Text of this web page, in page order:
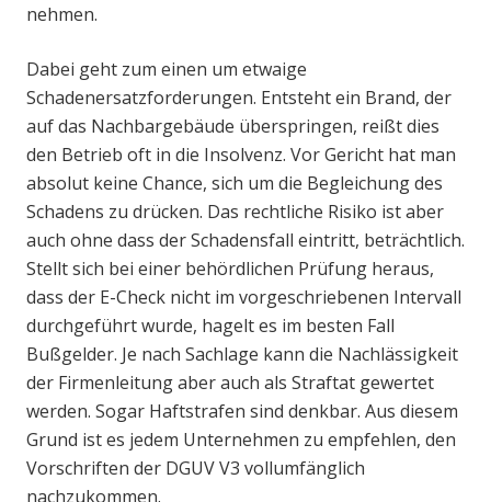
nehmen.
Dabei geht zum einen um etwaige
Schadenersatzforderungen. Entsteht ein Brand, der
auf das Nachbargebäude überspringen, reißt dies
den Betrieb oft in die Insolvenz. Vor Gericht hat man
absolut keine Chance, sich um die Begleichung des
Schadens zu drücken. Das rechtliche Risiko ist aber
auch ohne dass der Schadensfall eintritt, beträchtlich.
Stellt sich bei einer behördlichen Prüfung heraus,
dass der E-Check nicht im vorgeschriebenen Intervall
durchgeführt wurde, hagelt es im besten Fall
Bußgelder. Je nach Sachlage kann die Nachlässigkeit
der Firmenleitung aber auch als Straftat gewertet
werden. Sogar Haftstrafen sind denkbar. Aus diesem
Grund ist es jedem Unternehmen zu empfehlen, den
Vorschriften der DGUV V3 vollumfänglich
nachzukommen.